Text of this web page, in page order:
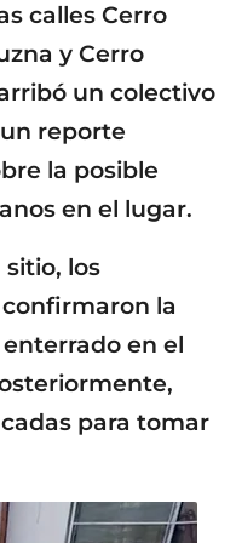
calles Cerro
y Cerro
un colectivo
reporte
la posible
en el lugar.
sitio, los
la
en el
para tomar